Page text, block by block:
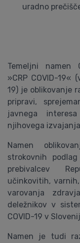
uradno
Temeljni namen
»CRP COVID-19«
19) je oblikovanje
pripravi,
javnega
njihovega
Namen
strokovnih
prebivalcev
učinkovitih,
varovanja
deležnikov v
COVID-19 v
Namen je tudi